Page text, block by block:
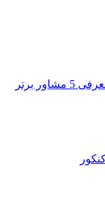
برتر